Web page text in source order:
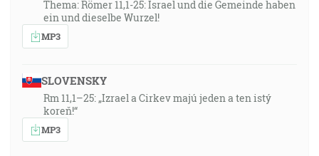
Thema: Römer 11,1-25: Israel und die Gemeinde haben
ein und dieselbe Wurzel!
MP3
SLOVENSKY
Rm 11,1–25: „Izrael a Cirkev majú jeden a ten istý
koreň!“
MP3